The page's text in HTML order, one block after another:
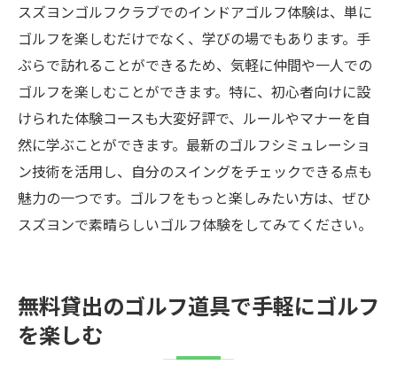
スズヨンゴルフクラブでのインドアゴルフ体験は、単に
ゴルフを楽しむだけでなく、学びの場でもあります。手
ぶらで訪れることができるため、気軽に仲間や一人での
ゴルフを楽しむことができます。特に、初心者向けに設
けられた体験コースも大変好評で、ルールやマナーを自
然に学ぶことができます。最新のゴルフシミュレーショ
ン技術を活用し、自分のスイングをチェックできる点も
魅力の一つです。ゴルフをもっと楽しみたい方は、ぜひ
スズヨンで素晴らしいゴルフ体験をしてみてください。
無料貸出のゴルフ道具で手軽にゴルフ
を楽しむ